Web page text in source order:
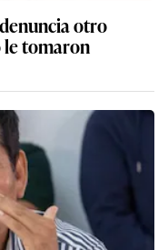
otro
le tomaron